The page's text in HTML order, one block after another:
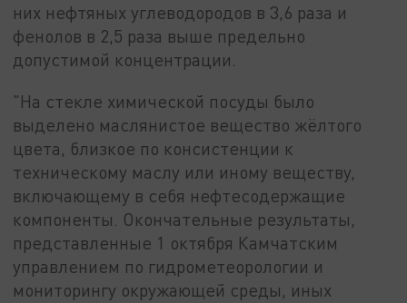
них нефтяных углеводородов в 3,6 раза и
фенолов в 2,5 раза выше предельно
допустимой концентрации.
"На стекле химической посуды было
выделено маслянистое вещество жёлтого
цвета, близкое по консистенции к
техническому маслу или иному веществу,
включающему в себя нефтесодержащие
компоненты. Окончательные результаты,
представленные 1 октября Камчатским
управлением по гидрометеорологии и
мониторингу окружающей среды, иных